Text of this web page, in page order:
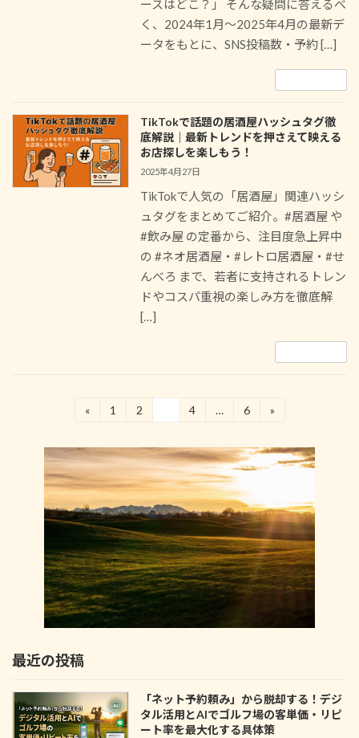
ースはどこ？」 そんな疑問に答えるべ
く、2024年1月〜2025年4月の最新デ
ータをもとに、SNS投稿数・予約 […]
TikTokで話題の居酒屋ハッシュタグ徹
底解説｜最新トレンドを押さえて映える
お店探しを楽しもう！
2025年4月27日
TikTokで人気の「居酒屋」関連ハッシ
ュタグをまとめてご紹介。#居酒屋 や
#飲み屋 の定番から、注目度急上昇中
の #ネオ居酒屋・#レトロ居酒屋・#せ
んべろ まで、若者に支持されるトレン
ドやコスパ重視の楽しみ方を徹底解
[…]
«
固
ー
1
固
ー
ジ
2
ー
ジ
固
ー
ジ
4 …
固
ー
ジ
6 »
最近の投稿
「ネット予約頼み」から脱却する！デジ
タル活用とAIでゴルフ場の客単価・リピ
ート率を最大化する具体策